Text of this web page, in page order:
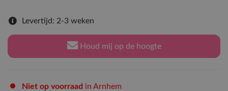
Levertijd: 2-3 weken
Houd mij op de hoogte
Niet op voorraad in Arnhem